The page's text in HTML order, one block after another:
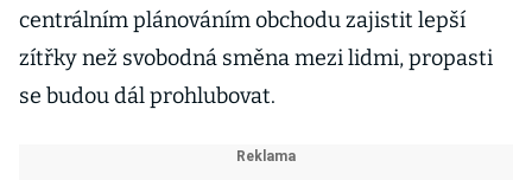
centrálním plánováním obchodu zajistit lepší
zítřky než svobodná směna mezi lidmi, propasti
se budou dál prohlubovat.